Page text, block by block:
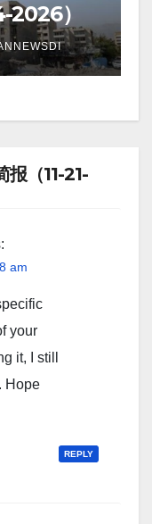
）
（11-21-
am
your
it, I still
Hope
REPLY